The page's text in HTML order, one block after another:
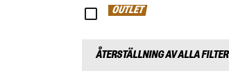
OUTLET
ÅTERSTÄLLNING AV ALLA FILTER